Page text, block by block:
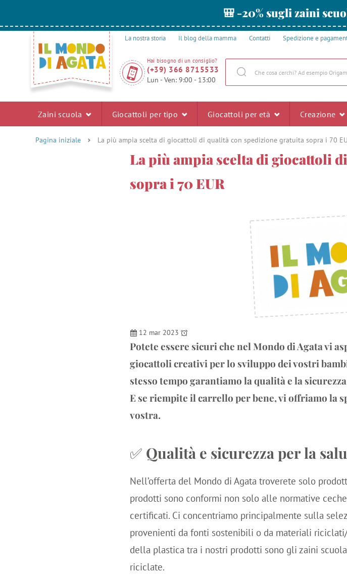
🎒 -20% sugli zaini
La nostra storia Il blog della mamma Contatti Spedizione e
Hai bisogno di un consiglio?
(+39) 366 8715533
Lun - Ven: 9:00 - 13:00
Zaini scuola Giocattoli per tipo Giocattoli per età Creazione
Pagina iniziale La più ampia scelta di giocattoli di qualità con spedizione gratuita sopra i 70
La più ampia scelta di giocattoli
sopra i 70 EUR
12 mar 2023
Potete essere sicuri che nel Mondo di Agata vi
giocattoli creativi per lo sviluppo dei vostri
stesso tempo garantiamo la qualità e la
E se riempite il carrello per bene, vi offriamo la
vostra.
✅ Qualità e sicurezza per la
Nell’offerta del Mondo di Agata troverete solo
prodotti sono conformi non solo alle normative
certificati. Ci concentriamo principalmente sulla
provenienti da fonti sostenibili o da materiali
della plastica tra i nostri prodotti sono gli zaini
riciclate.